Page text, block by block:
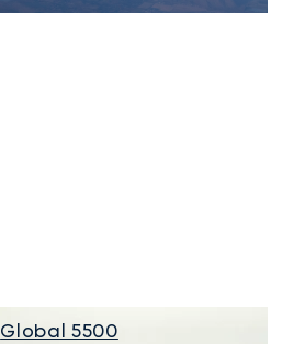
Global 5500